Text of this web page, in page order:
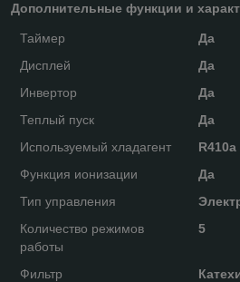
Дополнительные функции и
Таймер
Да
Дисплей
Да
Инвертор
Да
Теплый пуск
Да
Используемый хладагент
R410a
Функция ионизации
Да
Тип управления
Количество режимов
работы
5
Фильтр